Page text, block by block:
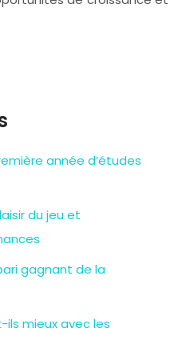
année d’études
du jeu et
gagnant de la
mieux avec les